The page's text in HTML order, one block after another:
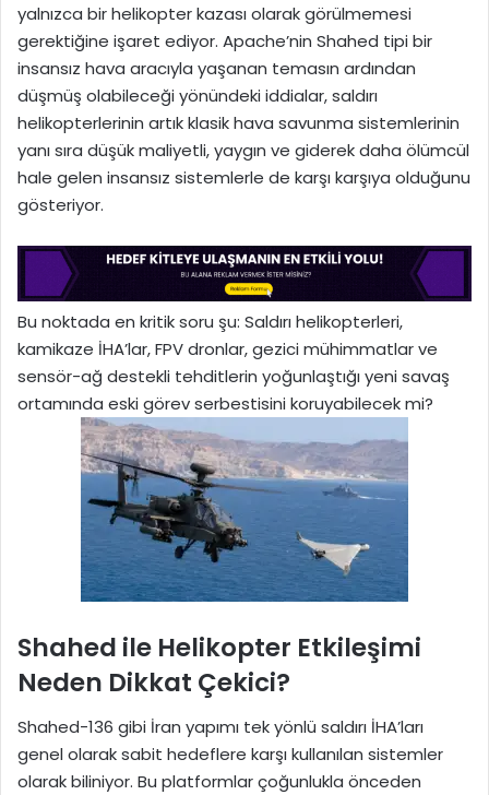
yalnızca bir helikopter kazası olarak görülmemesi
gerektiğine işaret ediyor. Apache’nin Shahed tipi bir
insansız hava aracıyla yaşanan temasın ardından
düşmüş olabileceği yönündeki iddialar, saldırı
helikopterlerinin artık klasik hava savunma sistemlerinin
yanı sıra düşük maliyetli, yaygın ve giderek daha ölümcül
hale gelen insansız sistemlerle de karşı karşıya olduğunu
gösteriyor.
Bu noktada en kritik soru şu: Saldırı helikopterleri,
kamikaze İHA’lar, FPV dronlar, gezici mühimmatlar ve
sensör-ağ destekli tehditlerin yoğunlaştığı yeni savaş
ortamında eski görev serbestisini koruyabilecek mi?
Shahed ile Helikopter Etkileşimi
Neden Dikkat Çekici?
Shahed-136 gibi İran yapımı tek yönlü saldırı İHA’ları
genel olarak sabit hedeflere karşı kullanılan sistemler
olarak biliniyor. Bu platformlar çoğunlukla önceden